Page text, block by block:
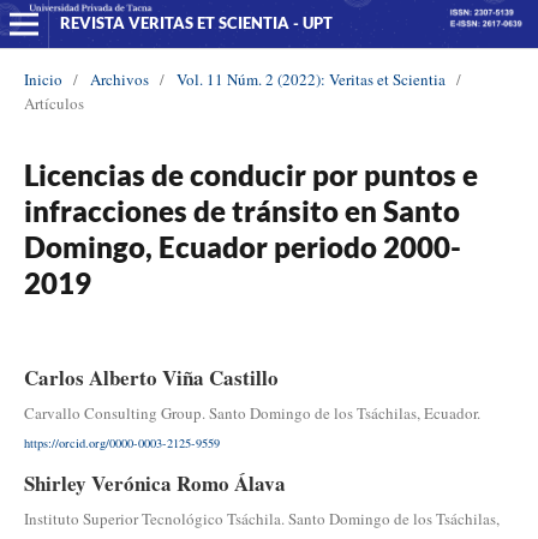
REVISTA VERITAS ET SCIENTIA - UPT
Inicio / Archivos / Vol. 11 Núm. 2 (2022): Veritas et Scientia /
Artículos
Licencias de conducir por puntos e
infracciones de tránsito en Santo
Domingo, Ecuador periodo 2000-
2019
Carlos Alberto Viña Castillo
Carvallo Consulting Group. Santo Domingo de los Tsáchilas, Ecuador.
https://orcid.org/0000-0003-2125-9559
Shirley Verónica Romo Álava
Instituto Superior Tecnológico Tsáchila. Santo Domingo de los Tsáchilas,